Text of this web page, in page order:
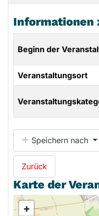
Informationen
Beginn der
Veranstaltungsort
Speichern nach
Zurück
Karte der
+